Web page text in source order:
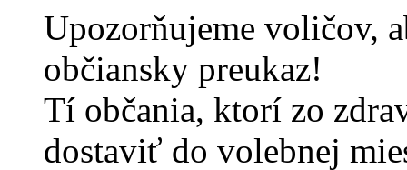
Upozorňujeme voličov,
občiansky preukaz!
Tí občania, ktorí zo
dostaviť do volebnej